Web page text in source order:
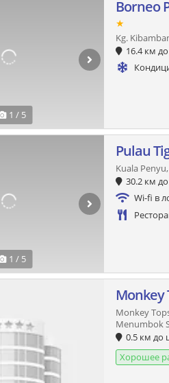
1 / 5
Borneo
★
Kg.
16.4 км до
1 / 5
Pulau
Kuala Penyu,
30.2 км до
Wi-fi в
Monkey
Monkey
Menumbok
0.5 км до
Хорошее